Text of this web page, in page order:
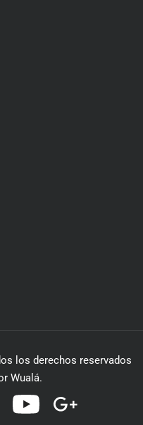
los derechos reservados
Wualá.